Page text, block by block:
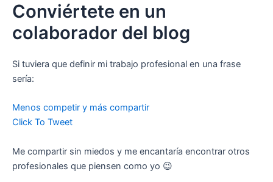
Conviértete en un
colaborador del blog
Si tuviera que definir mi trabajo profesional en una frase
sería:
Menos competir y más compartir
Click To Tweet
Me compartir sin miedos y me encantaría encontrar otros
profesionales que piensen como yo 😉